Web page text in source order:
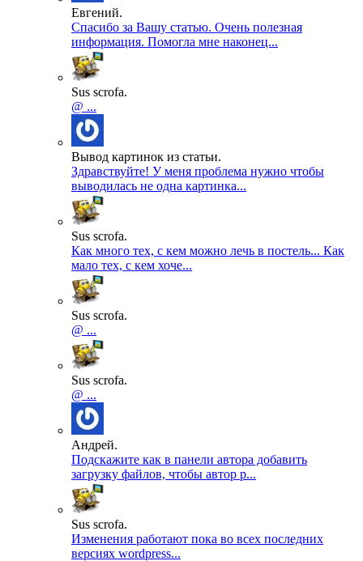
Евгений.
Спасибо за Вашу статью. Очень полезная
информация. Помогла мне наконец...
Sus scrofa.
@ ...
Вывод картинок из статьи.
Здравствуйте! У меня проблема нужно чтобы
выводилась не одна картинка...
Sus scrofa.
Как много тех, с кем можно лечь в постель... Как
мало тех, с кем хоче...
Sus scrofa.
@ ...
Sus scrofa.
@ ...
Андрей.
Подскажите как в панели автора добавить
загрузку файлов, чтобы автор р...
Sus scrofa.
Изменения работают пока во всех последних
версиях wordpress...